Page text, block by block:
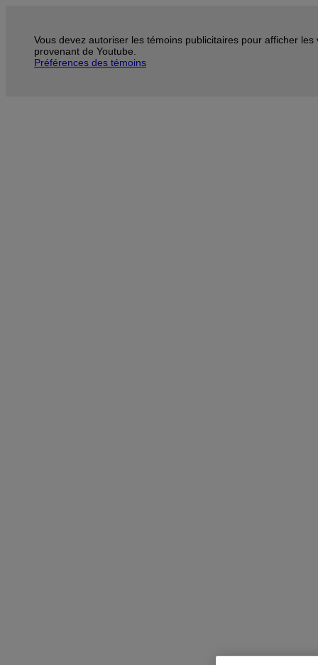
Vous devez autoriser les témoins publicitaires pour afficher les
provenant de Youtube.
Préférences des témoins